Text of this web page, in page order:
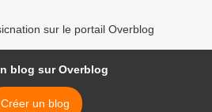
sur le portail Overblog
blog sur Overblog
Créer un blog